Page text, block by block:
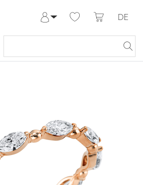
Meine Bestellungen
DE